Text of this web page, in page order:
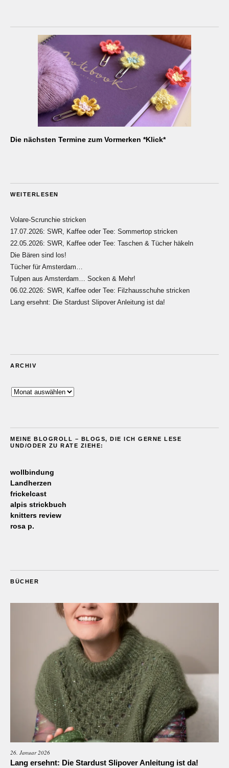
Die nächsten Termine zum Vormerken *Klick*
WEITERLESEN
Volare-Scrunchie stricken
17.07.2026: SWR, Kaffee oder Tee: Sommertop stricken
22.05.2026: SWR, Kaffee oder Tee: Taschen & Tücher häkeln
Die Bären sind los!
Tücher für Amsterdam…
Tulpen aus Amsterdam… Socken & Mehr!
06.02.2026: SWR, Kaffee oder Tee: Filzhausschuhe stricken
Lang ersehnt: Die Stardust Slipover Anleitung ist da!
ARCHIV
Archiv
MEINE BLOGROLL – BLOGS, DIE ICH GERNE LESE
UND/ODER ZU RATE ZIEHE:
wollbindung
Landherzen
frickelcast
alpis strickbuch
knitters review
rosa p.
BÜCHER
26. Januar 2026
Lang ersehnt: Die Stardust Slipover Anleitung ist da!